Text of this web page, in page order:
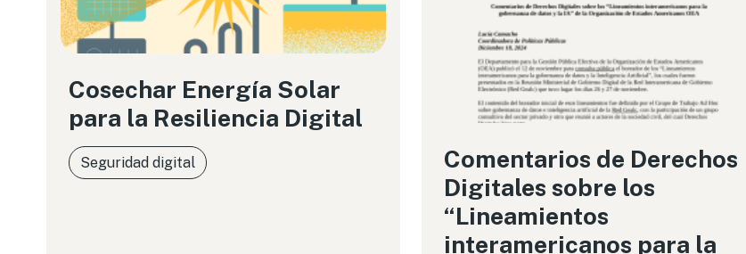
Cosechar Energía Solar
para la Resiliencia Digital
Seguridad digital
Comentarios de Derechos
Digitales sobre los
“Lineamientos
interamericanos para la